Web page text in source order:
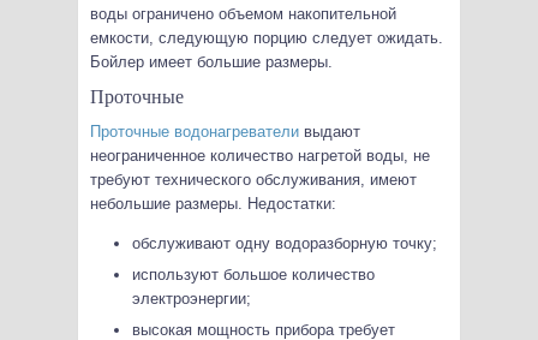
воды ограничено объемом накопительной
емкости, следующую порцию следует ожидать.
Бойлер имеет большие размеры.
Проточные
Проточные водонагреватели выдают
неограниченное количество нагретой воды, не
требуют технического обслуживания, имеют
небольшие размеры. Недостатки:
обслуживают одну водоразборную точку;
используют большое количество
электроэнергии;
высокая мощность прибора требует